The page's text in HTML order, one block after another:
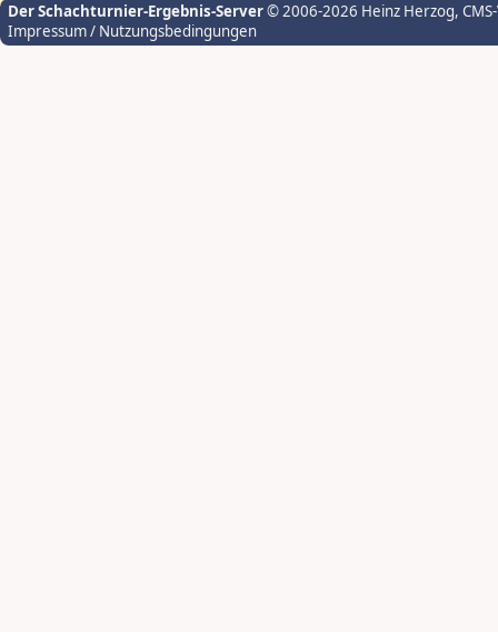
Der Schachturnier-Ergebnis-Server© 2006-2026 Heinz Herzog,
Impressum / Nutzungsbedingungen